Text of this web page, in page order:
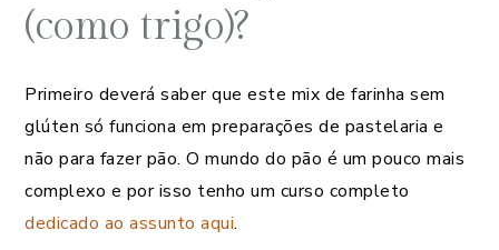
(como trigo)?
Primeiro deverá saber que este mix de farinha sem
glúten só funciona em preparações de pastelaria e
não para fazer pão. O mundo do pão é um pouco mais
complexo e por isso tenho um curso completo
dedicado ao assunto aqui.